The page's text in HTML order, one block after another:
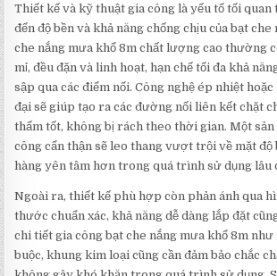
Thiết kế và kỹ thuật gia công là yếu tố tối
đến độ bền và khả năng chống chịu của bạt che
che nắng mưa khổ 8m chất lượng cao thường
mỉ, đều đặn và linh hoạt, hạn chế tối đa khả
sập qua các điểm nối. Công nghệ ép nhiệt
đại sẽ giúp tạo ra các đường nối liên kết chặt
thấm tốt, không bị rách theo thời gian. Một
công cẩn thận sẽ leo thang vượt trội về mặt độ
hàng yên tâm hơn trong quá trình sử dụng lâu
Ngoài ra, thiết kế phù hợp còn phản ánh qua
thước chuẩn xác, khả năng dễ dàng lắp đặt
chi tiết gia công bạt che nắng mưa khổ 8m
buộc, khung kim loại cũng cần đảm bảo chắc